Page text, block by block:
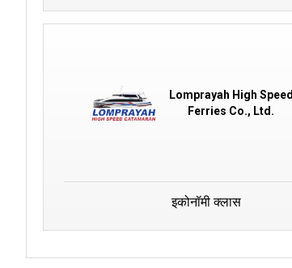
Lomprayah High Speed
Ferries Co., Ltd.
इकोनॉमी क्लास